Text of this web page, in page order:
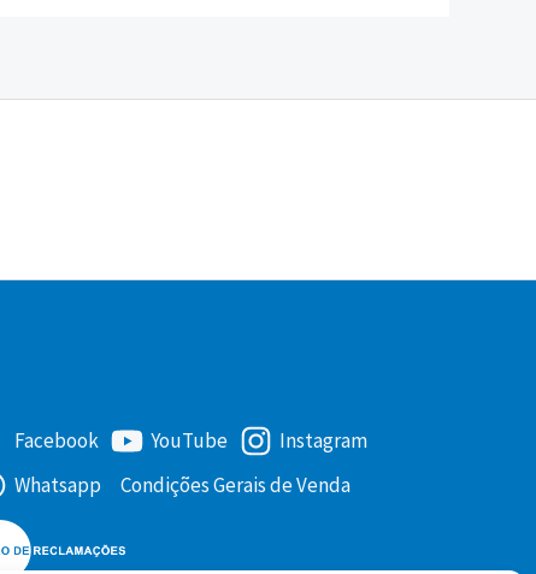
Facebook YouTube
Instagram
Whatsapp
Condições Gerais de Venda